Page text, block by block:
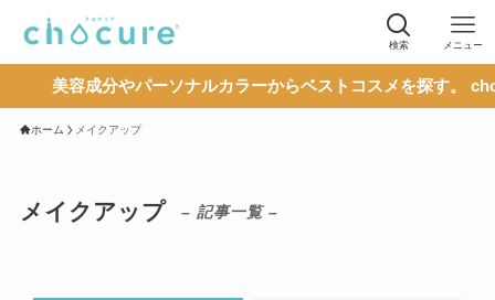
検索 メニュー
美容成分やパーソナルカラーからベストコスメを探す。
ホーム メイクアップ
メイクアップ – 記事一覧 –